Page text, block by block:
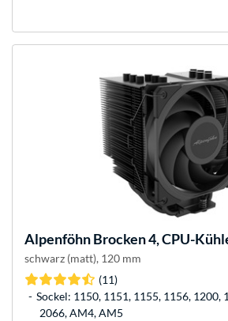
AlpenföhnBrocken 4, CPU-
schwarz (matt), 120 mm
(11)
Sockel: 1150, 1151, 1155, 1156, 1200,
2066, AM4, AM5